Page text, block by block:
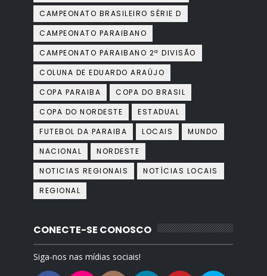
CAMPEONATO BRASILEIRO SÉRIE D
CAMPEONATO PARAIBANO
CAMPEONATO PARAIBANO 2ª DIVISÃO
COLUNA DE EDUARDO ARAÚJO
COPA PARAIBA
COPA DO BRASIL
COPA DO NORDESTE
ESTADUAL
FUTEBOL DA PARAIBA
LOCAIS
MUNDO
NACIONAL
NORDESTE
NOTICIAS REGIONAIS
NOTÍCIAS LOCAIS
REGIONAL
CONECTE-SE CONOSCO
Siga-nos nas mídias sociais!